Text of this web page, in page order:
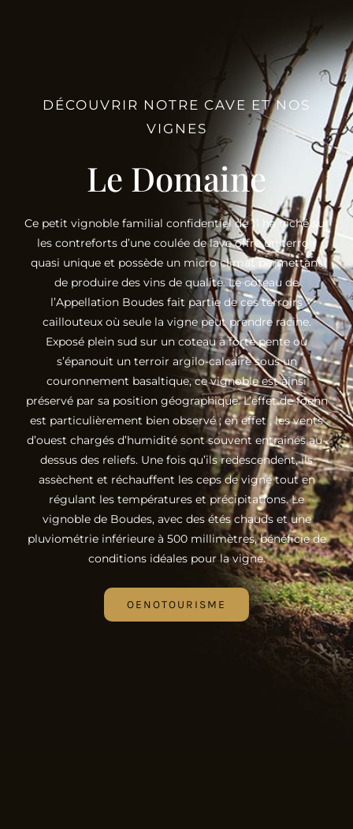
DÉCOUVRIR NOTRE CAVE ET NOS
VIGNES
Le Domaine
Ce petit vignoble familial confidentiel de 11 ha niché sur
les contreforts d’une coulée de lave offre un terroir
quasi unique et possède un micro climat permettant
de produire des vins de qualité. Le coteau de
l’Appellation Boudes fait partie de ces terroirs
caillouteux où seule la vigne peut prendre racine.
Exposé plein sud sur un coteau à forte pente où
s’épanouit un terroir argilo-calcaire sous un
couronnement basaltique, ce vignoble est ainsi
préservé par sa position géographique. L’effet de foehn
est particulièrement bien observé ; en effet , les vents
d’ouest chargés d’humidité sont souvent entrainés au-
dessus des reliefs. Une fois qu’ils redescendent, ils
assèchent et réchauffent les ceps de vigne tout en
régulant les températures et précipitations. Le
vignoble de Boudes, avec des étés chauds et une
pluviométrie inférieure à 500 millimètres, bénéficie de
conditions idéales pour la vigne.
OENOTOURISME